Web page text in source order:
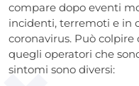
compare dopo eventi
incidenti, terremoti e in
coronavirus. Può
quegli operatori che
sintomi sono diversi: